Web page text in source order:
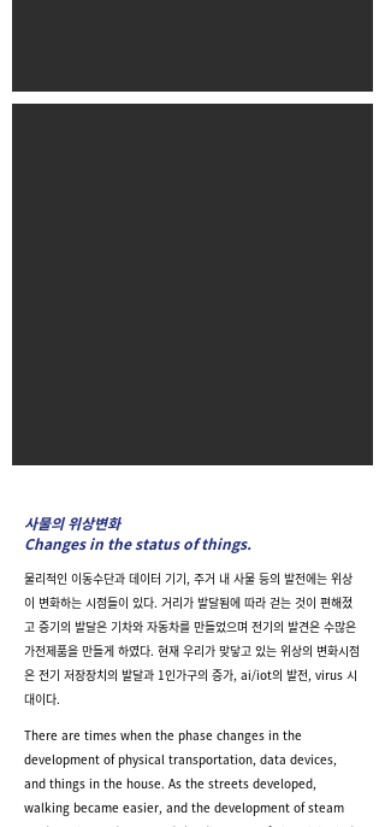
사물의 위상변화
Changes in the status of things.
물리적인 이동수단과 데이터 기기, 주거 내 사물 등의 발전에는 위상
이 변화하는 시점들이 있다. 거리가 발달됨에 따라 걷는 것이 편해졌
고 증기의 발달은 기차와 자동차를 만들었으며 전기의 발견은 수많은
가전제품을 만들게 하였다. 현재 우리가 맞닿고 있는 위상의 변화시점
은 전기 저장장치의 발달과 1인가구의 증가, ai/iot의 발전, virus 시
대이다.
There are times when the phase changes in the
development of physical transportation, data devices,
and things in the house. As the streets developed,
walking became easier, and the development of steam